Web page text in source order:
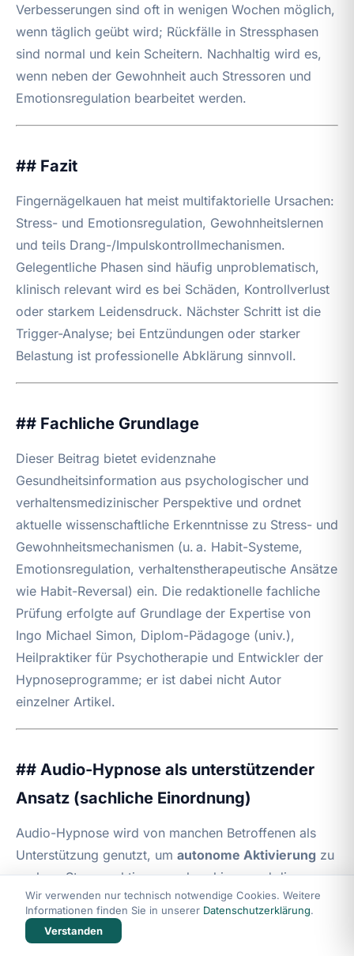
Verbesserungen sind oft in wenigen Wochen möglich,
wenn täglich geübt wird; Rückfälle in Stressphasen
sind normal und kein Scheitern. Nachhaltig wird es,
wenn neben der Gewohnheit auch Stressoren und
Emotionsregulation bearbeitet werden.
## Fazit
Fingernägelkauen hat meist multifaktorielle Ursachen:
Stress- und Emotionsregulation, Gewohnheitslernen
und teils Drang-/Impulskontrollmechanismen.
Gelegentliche Phasen sind häufig unproblematisch,
klinisch relevant wird es bei Schäden, Kontrollverlust
oder starkem Leidensdruck. Nächster Schritt ist die
Trigger-Analyse; bei Entzündungen oder starker
Belastung ist professionelle Abklärung sinnvoll.
## Fachliche Grundlage
Dieser Beitrag bietet evidenznahe
Gesundheitsinformation aus psychologischer und
verhaltensmedizinischer Perspektive und ordnet
aktuelle wissenschaftliche Erkenntnisse zu Stress- und
Gewohnheitsmechanismen (u. a. Habit-Systeme,
Emotionsregulation, verhaltenstherapeutische Ansätze
wie Habit-Reversal) ein. Die redaktionelle fachliche
Prüfung erfolgte auf Grundlage der Expertise von
Ingo Michael Simon, Diplom-Pädagoge (univ.),
Heilpraktiker für Psychotherapie und Entwickler der
Hypnoseprogramme; er ist dabei nicht Autor
einzelner Artikel.
## Audio-Hypnose als unterstützender
Ansatz (sachliche Einordnung)
Audio-Hypnose wird von manchen Betroffenen als
Unterstützung genutzt, um autonome Aktivierung zu
senken, Stressreaktionen zu beruhigen und die
Aufmerksamkeit von automatischen Handlungen
wegzulenken. Positive Erfahrungen werden vor allem
dann berichtet, wenn Audioformate regelmäßig
Wir verwenden nur technisch notwendige Cookies. Weitere
Informationen finden Sie in unserer Datenschutzerklärung.
Verstanden